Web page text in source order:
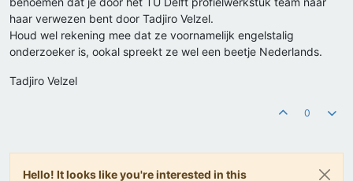
haar verwezen bent door Tadjiro Velzel.
Houd wel rekening mee dat ze voornamelijk engelstalig
onderzoeker is, ookal spreekt ze wel een beetje Nederlands.
Tadjiro Velzel
0
Hello! It looks like you're interested in this